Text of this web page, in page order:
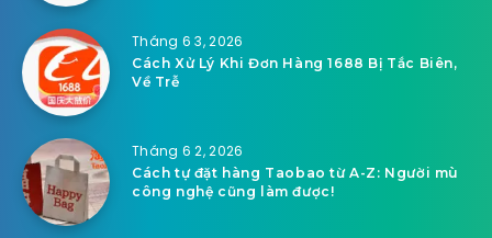
Tháng 6 3, 2026
Cách Xử Lý Khi Đơn Hàng 1688 Bị Tắc Biên,
Về Trễ
Tháng 6 2, 2026
Cách tự đặt hàng Taobao từ A-Z: Người mù
công nghệ cũng làm được!